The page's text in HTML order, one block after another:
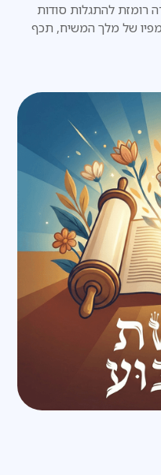
רומזת להתגלות סודות
של מלך המשיח, תכף